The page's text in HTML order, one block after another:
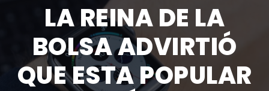
LA REINA DE LA
BOLSA ADVIRTIÓ
QUE ESTA POPULAR